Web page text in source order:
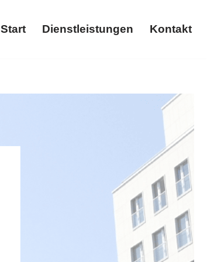
Start Dienstleistungen Kontakt